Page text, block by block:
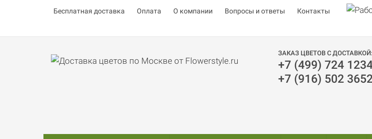
Бесплатная доставка Оплата О компании Вопросы и ответы Контакты
ЗАКАЗ ЦВЕТОВ С ДОСТАВКОЙ:
+7 (499) 724
+7 (916) 502